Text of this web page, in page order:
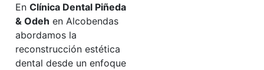
En Clínica Dental Piñeda
& Odeh en Alcobendas
abordamos la
reconstrucción estética
dental desde un enfoque